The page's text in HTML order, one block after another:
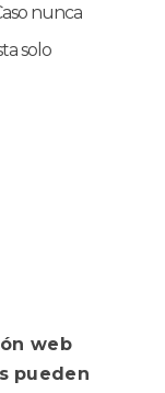
nunca
solo
web
pueden